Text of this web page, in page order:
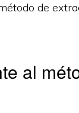
de
al